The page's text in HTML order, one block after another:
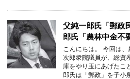
父純一郎氏「郵
郎氏「農林中金不
こんにちは。 今回は
次郎衆院議員が、総資
庫をやり玉にあげたこ
郎氏は「郵政」を子小